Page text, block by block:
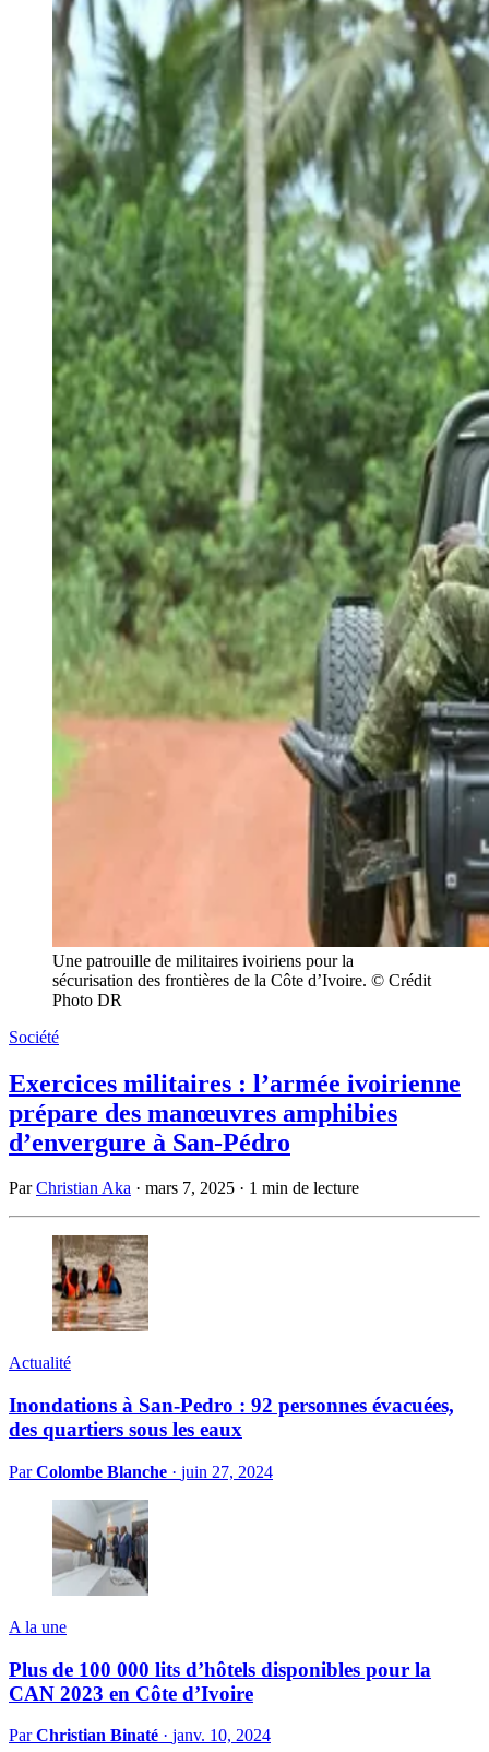
Une patrouille de militaires ivoiriens pour la
sécurisation des frontières de la Côte d’Ivoire. © Crédit
Photo DR
Société
Exercices militaires : l’armée ivoirienne
prépare des manœuvres amphibies
d’envergure à San-Pédro
ParChristian Aka · mars 7, 2025 · 1 min de lecture
Actualité
Inondations à San-Pedro : 92 personnes évacuées,
des quartiers sous les eaux
ParColombe Blanche · juin 27, 2024
A la une
Plus de 100 000 lits d’hôtels disponibles pour la
CAN 2023 en Côte d’Ivoire
ParChristian Binaté · janv. 10, 2024